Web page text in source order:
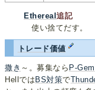
Ethereal追記
使い捨てだす。
トレード価値
撒き ～。募集なら P-Gem
Hellでは BS対策で